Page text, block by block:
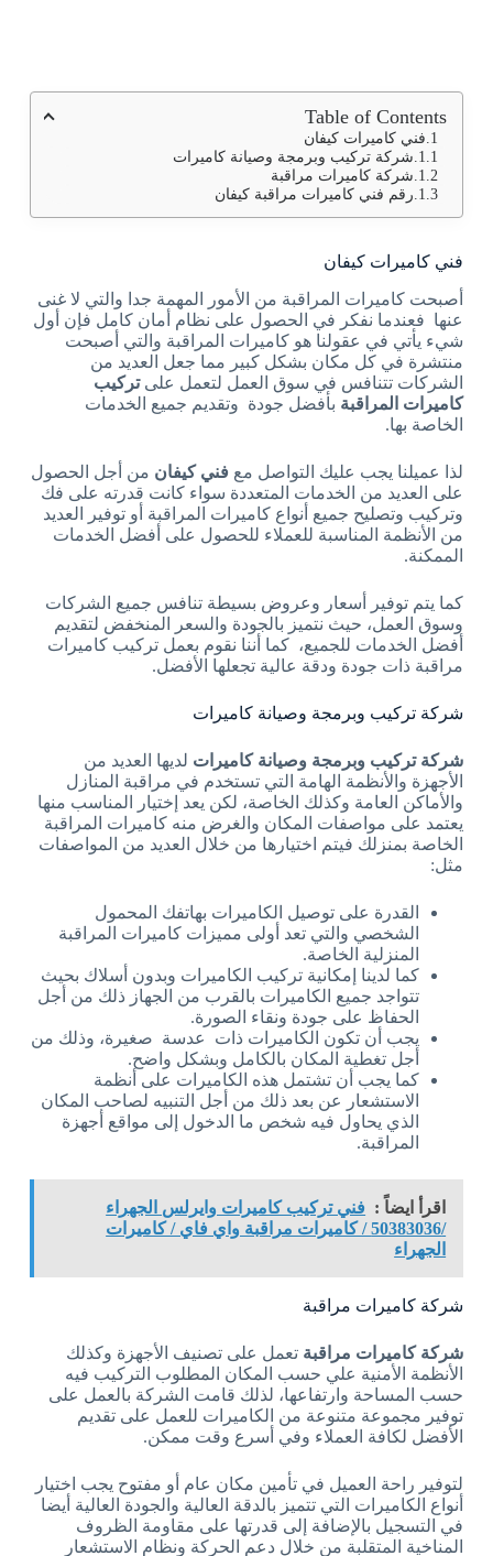
Table of Contents
فني كاميرات كيفان
شركة تركيب وبرمجة وصيانة كاميرات
شركة كاميرات مراقبة
رقم فني كاميرات مراقبة كيفان
فني كاميرات كيفان
أصبحت كاميرات المراقبة من الأمور المهمة جدا والتي لا غنى
عنها فعندما نفكر في الحصول على نظام أمان كامل فإن أول
شيء يأتي في عقولنا هو كاميرات المراقبة والتي أصبحت
منتشرة في كل مكان بشكل كبير مما جعل العديد من
الشركات تتنافس في سوق العمل لتعمل علىتركيب
كاميرات المراقبة بأفضل جودة وتقديم جميع الخدمات
الخاصة بها.
لذا عميلنا يجب عليك التواصل مع فني كيفان من أجل الحصول
على العديد من الخدمات المتعددة سواء كانت قدرته على فك
وتركيب وتصليح جميع أنواع كاميرات المراقبة أو توفير العديد
من الأنظمة المناسبة للعملاء للحصول على أفضل الخدمات
الممكنة.
كما يتم توفير أسعار وعروض بسيطة تنافس جميع الشركات
وسوق العمل، حيث نتميز بالجودة والسعر المنخفض لتقديم
أفضل الخدمات للجميع، كما أننا نقوم بعمل تركيب كاميرات
مراقبة ذات جودة ودقة عالية تجعلها الأفضل.
شركة تركيب وبرمجة وصيانة كاميرات
شركة تركيب وبرمجة وصيانة كاميرات لديها العديد من
الأجهزة والأنظمة الهامة التي تستخدم في مراقبة المنازل
والأماكن العامة وكذلك الخاصة، لكن يعد إختيار المناسب منها
يعتمد على مواصفات المكان والغرض منه كاميرات المراقبة
الخاصة بمنزلك فيتم اختيارها من خلال العديد من المواصفات
مثل:
القدرة على توصيل الكاميرات بهاتفك المحمول
الشخصي والتي تعد أولى مميزات كاميرات المراقبة
المنزلية الخاصة.
كما لدينا إمكانية تركيب الكاميرات وبدون أسلاك بحيث
تتواجد جميع الكاميرات بالقرب من الجهاز ذلك من أجل
الحفاظ على جودة ونقاء الصورة.
يجب أن تكون الكاميرات ذات عدسة صغيرة، وذلك من
أجل تغطية المكان بالكامل وبشكل واضح.
كما يجب أن تشتمل هذه الكاميرات على أنظمة
الاستشعار عن بعد ذلك من أجل التنبيه لصاحب المكان
الذي يحاول فيه شخص ما الدخول إلى مواقع أجهزة
المراقبة.
اقرأ ايضاً : فني تركيب كاميرات وايرلس الجهراء
/50383036 / كاميرات مراقبة واي فاي / كاميرات
الجهراء
شركة كاميرات مراقبة
شركة كاميرات مراقبة تعمل على تصنيف الأجهزة وكذلك
الأنظمة الأمنية علي حسب المكان المطلوب التركيب فيه
حسب المساحة وارتفاعها، لذلك قامت الشركة بالعمل على
توفير مجموعة متنوعة من الكاميرات للعمل على تقديم
الأفضل لكافة العملاء وفي أسرع وقت ممكن.
لتوفير راحة العميل في تأمين مكان عام أو مفتوح يجب اختيار
أنواع الكاميرات التي تتميز بالدقة العالية والجودة العالية أيضا
في التسجيل بالإضافة إلى قدرتها على مقاومة الظروف
المناخية المتقلبة من خلال دعم الحركة ونظام الاستشعار